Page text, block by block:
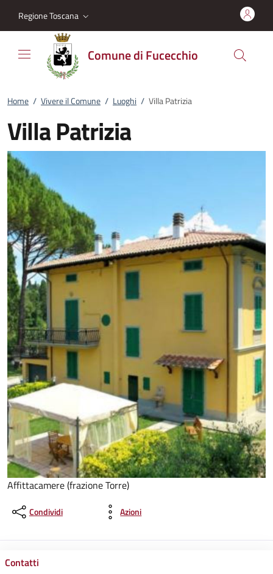
Regione Toscana
Comune di Fucecchio
Home / Vivere il Comune / Luoghi / Villa Patrizia
Villa Patrizia
Affittacamere (frazione Torre)
Condividi Azioni
Contatti